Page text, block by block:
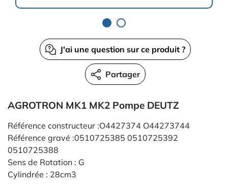
J'ai une question sur ce produit ?
Partager
AGROTRON MK1 MK2 Pompe DEUTZ
Référence constructeur :O4427374 O44273744
Référence gravé :0510725385 0510725392
0510725388
Sens de Rotation : G
Cylindrée : 28cm3